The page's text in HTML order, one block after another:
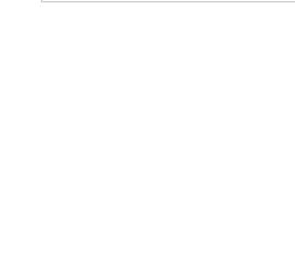
dei clienti